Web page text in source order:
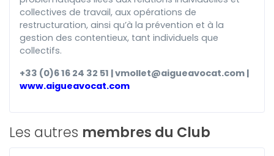
collectives de travail, aux opérations de
restructuration, ainsi qu’à la prévention et à la
gestion des contentieux, tant individuels que
collectifs.
+33 (0)6 16 24 32 51 | vmollet@aigueavocat.com |
www.aigueavocat.com
Les autres membres du Club